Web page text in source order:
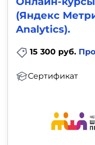
(Яндекс
Analytics).
15 300 руб.
Сертификат